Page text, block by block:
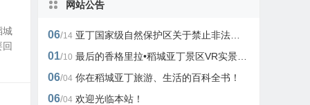
城
网站公告
06/14 亚丁国家级自然保护区关于禁止非法开展户外活动的公告
01/10 最后的香格里拉•稻城亚丁景区VR实景、全景旅游攻略
06/04 你在稻城亚丁旅游、生活的百科全书！
06/04 欢迎光临本站！